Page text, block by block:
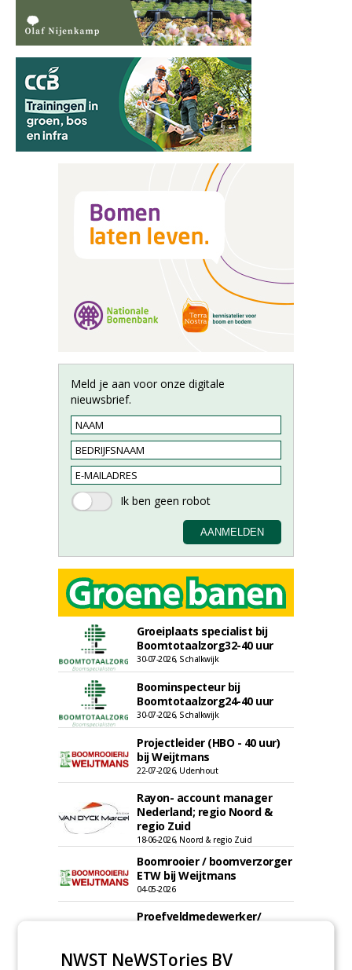
Meld je aan voor onze digitale
nieuwsbrief.
Groeiplaats specialist bij
Boomtotaalzorg32-40 uur
30-07-2026, Schalkwijk
Boominspecteur bij
Boomtotaalzorg24-40 uur
30-07-2026, Schalkwijk
Projectleider (HBO - 40 uur)
bij Weijtmans
22-07-2026, Udenhout
Rayon- account manager
Nederland; regio Noord &
regio Zuid
18-06-2026, Noord & regio Zuid
Boomrooier / boomverzorger
ETW bij Weijtmans
04-05-2026
Proefveldmedewerker/
zaden Nederland B.V.
NWST NeWSTories BV